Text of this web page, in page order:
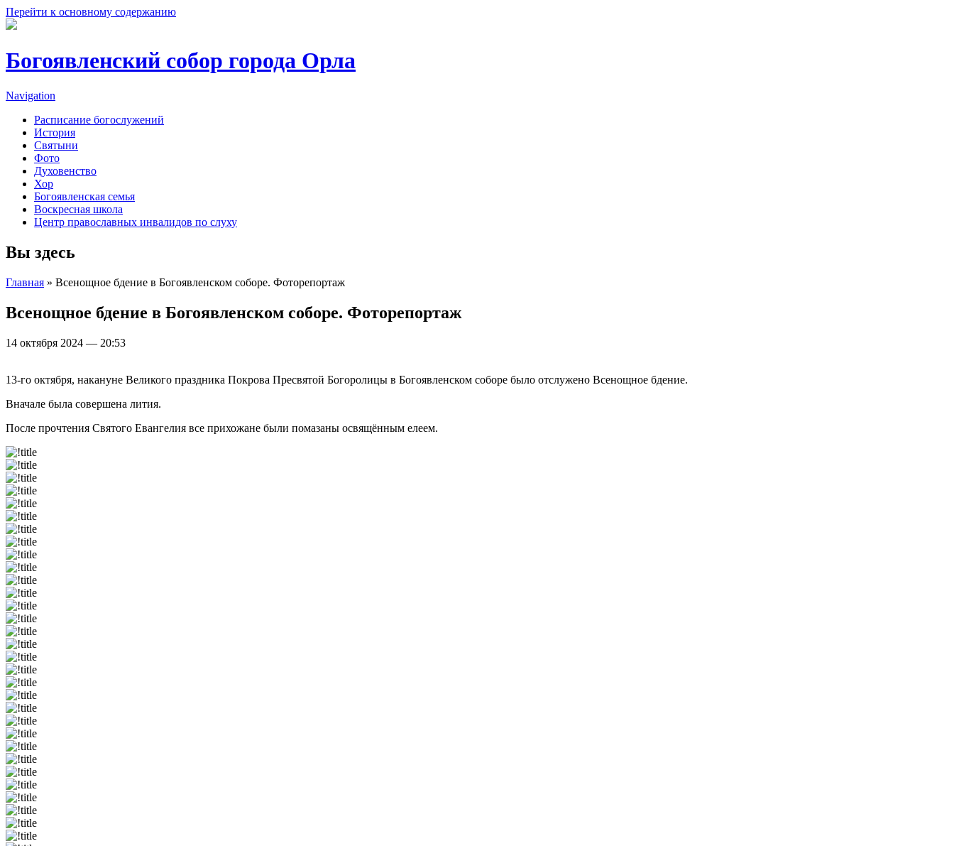
Перейти к основному содержанию
Богоявленский собор города Орла
Navigation
Расписание богослужений
История
Святыни
Фото
Духовенство
Хор
Богоявленская семья
Воскресная школа
Центр православных инвалидов по слуху
Вы здесь
Главная » Всенощное бдение в Богоявленском соборе. Фоторепортаж
Всенощное бдение в Богоявленском соборе. Фоторепортаж
14 октября 2024 — 20:53
13-го октября, накануне Великого праздника Покрова Пресвятой Богоролицы в Богоявленском соборе было отслужено Всенощное бдение.
Вначале была совершена лития.
После прочтения Святого Евангелия все прихожане были помазаны освящённым елеем.